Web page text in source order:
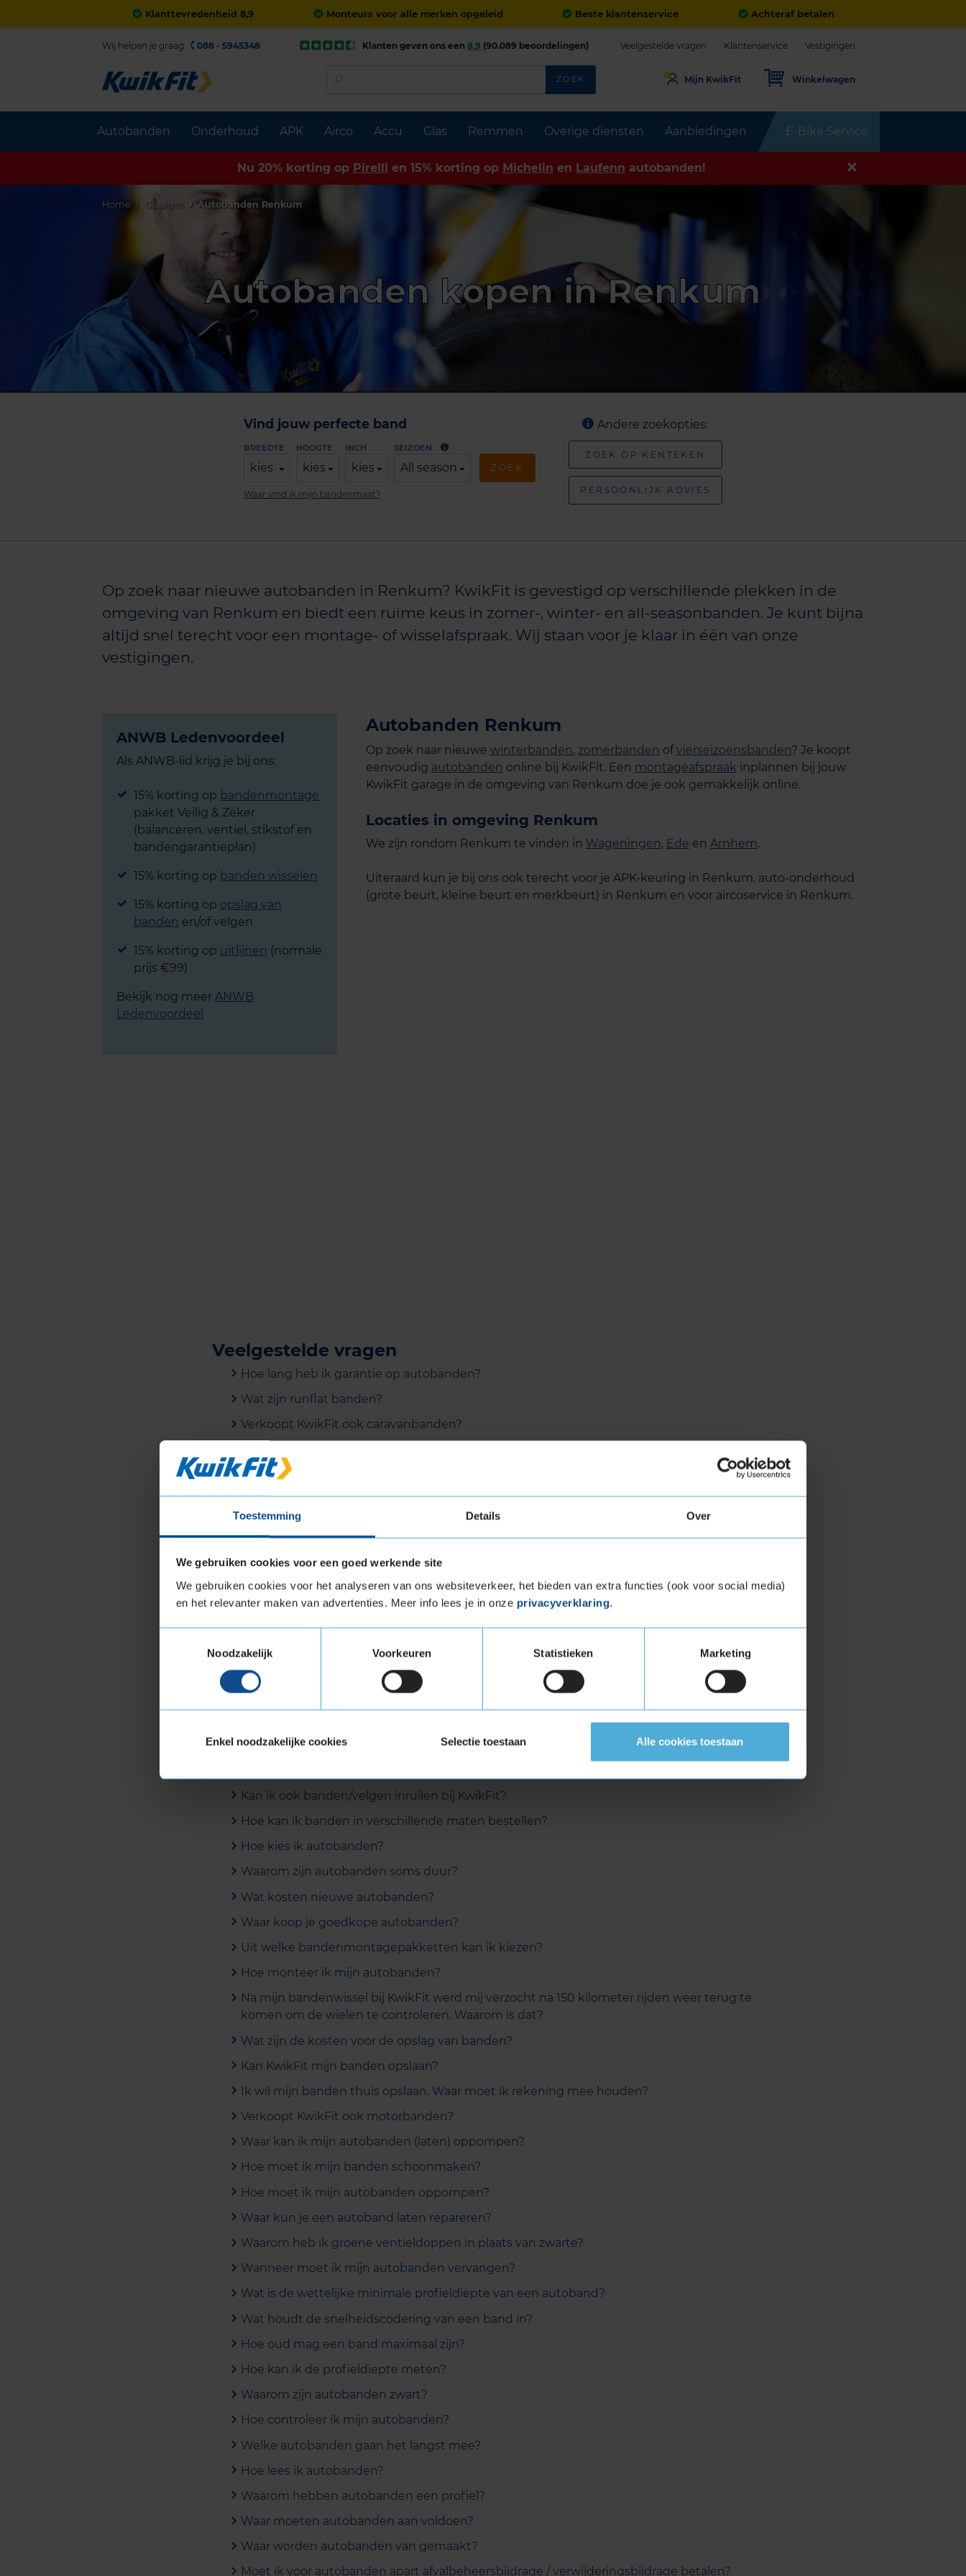
Toestemming Details Over
We gebruiken cookies voor een goed werkende site
We gebruiken cookies voor het analyseren van ons websiteverkeer, het bieden van extra functies (ook voor social media)
en het relevanter maken van advertenties. Meer info lees je in onze privacyverklaring.
Noodzakelijk
Voorkeuren Statistieken Marketing
Enkel noodzakelijke cookies Selectie toestaan Alle cookies toestaan
Klanttevredenheid 8,9 Monteurs voor alle merken opgeleid Beste klantenservice Achteraf betalen
Autobanden Onderhoud APK Airco Accu Glas Remmen Overige diensten Aanbiedingen E-Bike Service
Wij helpen je graag. 088 - 5945348 Klanten geven ons een 8,9 (90.089 beoordelingen) Veelgestelde vragen Klantenservice Vestigingen
ZOEK Mijn KwikFit Winkelwagen
Nu 20% korting op Pirelli en 15% korting op Michelin en Laufenn autobanden!
Home Garages Autobanden Renkum
Autobanden kopen in Renkum
Vind jouw perfecte band
BREEDTE
kies
HOOGTE
kies
INCH
kies
SEIZOEN
All season ZOEK
Waar vind ik mijn bandenmaat?
Andere zoekopties:
ZOEK OP KENTEKEN
PERSOONLIJK ADVIES
Op zoek naar nieuwe autobanden in Renkum? KwikFit is gevestigd op verschillende plekken in de
omgeving van Renkum en biedt een ruime keus in zomer-, winter- en all-seasonbanden. Je kunt bijna
altijd snel terecht voor een montage- of wisselafspraak. Wij staan voor je klaar in één van onze
vestigingen.
ANWB Ledenvoordeel
Als ANWB-lid krijg je bij ons:
15% korting op bandenmontage
pakket Veilig & Zeker
(balanceren, ventiel, stikstof en
bandengarantieplan)
15% korting op banden wisselen
15% korting op opslag van
banden en/of velgen
15% korting op uitlijnen (normale
prijs €99)
Bekijk nog meer ANWB
Ledenvoordeel
Autobanden Renkum
Op zoek naar nieuwe winterbanden, zomerbanden ofvierseizoensbanden? Je koopt
eenvoudig autobanden online bij KwikFit. Een montageafspraak inplannen bij jouw
KwikFit garage in de omgeving van Renkum doe je ook gemakkelijk online.
Locaties in omgeving Renkum
We zijn rondom Renkum te vinden in Wageningen, Ede en Arnhem.
Uiteraard kun je bij ons ook terecht voor je APK-keuring in Renkum, auto-onderhoud
(grote beurt, kleine beurt en merkbeurt) in Renkum en voor aircoservice in Renkum.
Veelgestelde vragen
Hoe lang heb ik garantie op autobanden?
Wat zijn runflat banden?
Verkoopt KwikFit ook caravanbanden?
ventielen?
Wat kost de reparatie van een (lekke) band?
Zijn de door KwikFit vermelde bandenprijzen inclusief montage?
Wat zijn de kosten voor uitlijnen en balanceren bij KwikFit?
Wat is het voordeel van banden vullen met stikstof?
Welk merk autobanden zijn goed?
Welke banden heb ik nodig?
Waar koop je autobanden?
Kan ik ook banden/velgen inruilen bij KwikFit?
Hoe kan ik banden in verschillende maten bestellen?
Hoe kies ik autobanden?
Waarom zijn autobanden soms duur?
Wat kosten nieuwe autobanden?
Waar koop je goedkope autobanden?
Uit welke bandenmontagepakketten kan ik kiezen?
Hoe monteer ik mijn autobanden?
Na mijn bandenwissel bij KwikFit werd mij verzocht na 150 kilometer rijden weer terug te
komen om de wielen te controleren. Waarom is dat?
Wat zijn de kosten voor de opslag van banden?
Kan KwikFit mijn banden opslaan?
Ik wil mijn banden thuis opslaan. Waar moet ik rekening mee houden?
Verkoopt KwikFit ook motorbanden?
Waar kan ik mijn autobanden (laten) oppompen?
Hoe moet ik mijn banden schoonmaken?
Hoe moet ik mijn autobanden oppompen?
Waar kun je een autoband laten repareren?
Waarom heb ik groene ventieldoppen in plaats van zwarte?
Wanneer moet ik mijn autobanden vervangen?
Wat is de wettelijke minimale profieldiepte van een autoband?
Wat houdt de snelheidscodering van een band in?
Hoe oud mag een band maximaal zijn?
Hoe kan ik de profieldiepte meten?
Waarom zijn autobanden zwart?
Hoe controleer ik mijn autobanden?
Welke autobanden gaan het langst mee?
Hoe lees ik autobanden?
Waarom hebben autobanden een profiel?
Waar moeten autobanden aan voldoen?
Waar worden autobanden van gemaakt?
Moet ik voor autobanden apart afvalbeheersbijdrage / verwijderingsbijdrage betalen?